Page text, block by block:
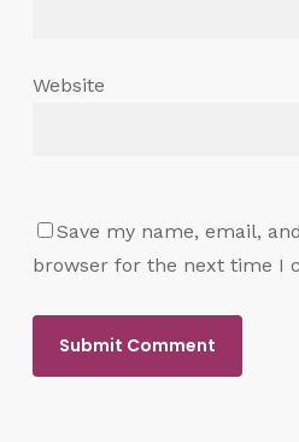
Website
Save my name, email,
browser for the next time I